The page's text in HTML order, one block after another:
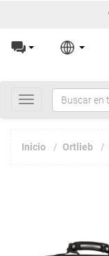
Toggle
navigation
Inicio Ortlieb